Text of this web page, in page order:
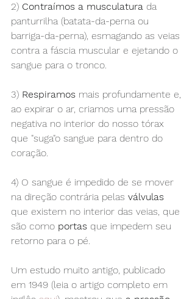
2) Contraímos a musculatura da
panturrilha (batata-da-perna ou
barriga-da-perna), esmagando as veias
contra a fáscia muscular e ejetando o
sangue para o tronco.
3) Respiramos mais profundamente e,
ao expirar o ar, criamos uma pressão
negativa no interior do nosso tórax
que "suga"o sangue para dentro do
coração.
4) O sangue é impedido de se mover
na direção contrária pelas válvulas
que existem no interior das veias, que
são como portas que impedem seu
retorno para o pé.
Um estudo muito antigo, publicado
em 1949 (leia o artigo completo em